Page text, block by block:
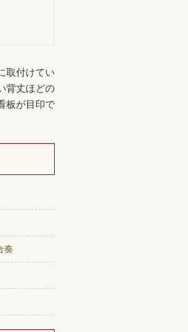
取付けてい
背丈ほどの
板が目印で
奏